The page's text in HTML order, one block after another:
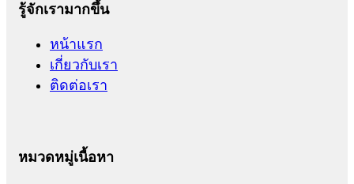
รู้จักเรามากขึ้น
หน้าแรก
เกี่ยวกับเรา
ติดต่อเรา
หมวดหมู่เนื้อหา